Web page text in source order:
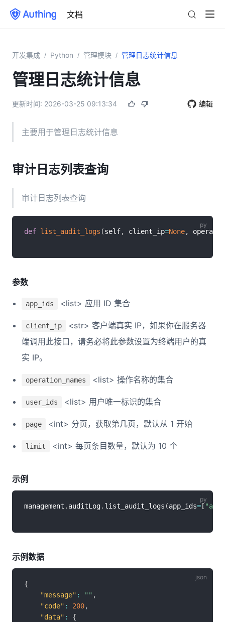
文档
开发集成 / Python / 管理模块 / 管理日志统计信息
管理日志统计信息
更新时间: 2026-03-25 09:13:34 编辑
主要用于管理日志统计信息
审计日志列表查询
审计日志列表查询
def list_audit_logs (self, client_ip=None,
参数
app_ids <list> 应用 ID 集合
client_ip
<str> 客户端真实 IP，如果你在服务器
端调用此接口，请务必将此参数设置为终端用户的真
实 IP。
operation_names <list> 操作名称的集合
user_ids <list> 用户唯一标识的集合
page <int> 分页，获取第几页，默认从 1 开始
limit <int> 每页条目数量，默认为 10 个
示例
management . auditLog. list_audit_logs (app_ids= [
示例数据
{
"message" : "" ,
"code" : 200,
"data" :
{